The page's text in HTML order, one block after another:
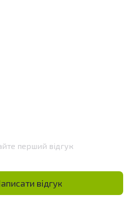
перший відгук
відгук